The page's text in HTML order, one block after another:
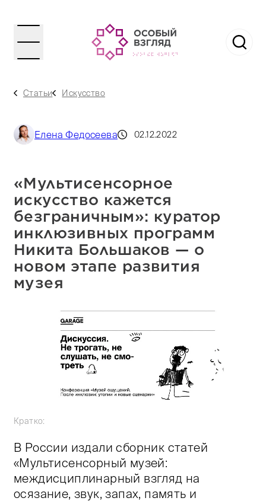
Статьи Искусство
Елена Федосеева 02.12.2022
«Мультисенсорное
искусство кажется
безграничным»: куратор
инклюзивных программ
Никита Большаков — о
новом этапе развития
музея
Кратко:
В России издали сборник статей
«Мультисенсорный музей:
междисциплинарный взгляд на
осязание, звук, запах, память и